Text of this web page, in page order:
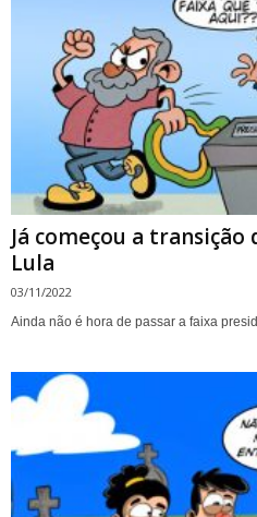
Já começou a
Lula
03/11/2022
Ainda não é hora de passar a faixa